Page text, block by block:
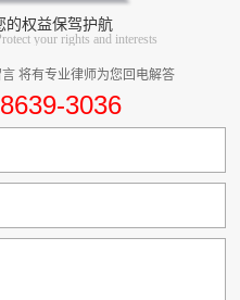
的权益保驾护航
your rights and interests
将有专业律师为您回电解答
3036